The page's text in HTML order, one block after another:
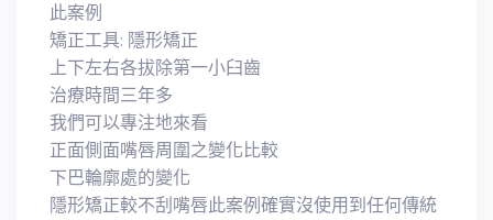
此案例
矯正工具: 隱形矯正
上下左右各拔除第一小臼齒
治療時間三年多
我們可以專注地來看
正面側面嘴唇周圍之變化比較
下巴輪廓處的變化
隱形矯正較不刮嘴唇此案例確實沒使用到任何傳統